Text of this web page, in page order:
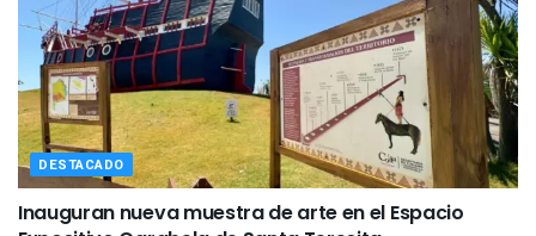
DESTACADO
Inauguran nueva muestra de arte en el Espacio